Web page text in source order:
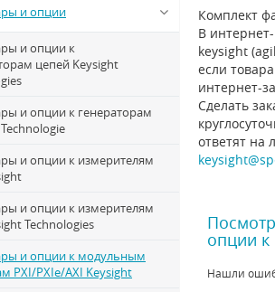
и опции
и опции к
цепей Keysight
и опции к генераторам
и опции к измерителям
и опции к измерителям
Technologies
и опции к модульным
PXI/PXIe/AXI Keysight
Комплект
В
keysight
если
интернет-
Сделать
ответят на
опции к
Нашли